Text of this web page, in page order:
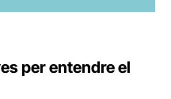
per entendre el